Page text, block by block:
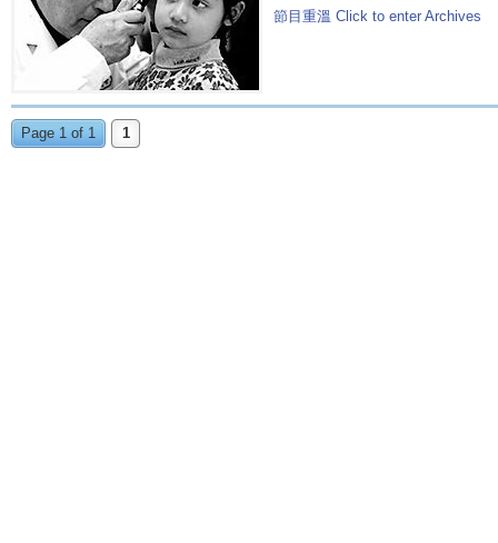
節目重溫 Click to enter Archives
Page 1 of 1 1